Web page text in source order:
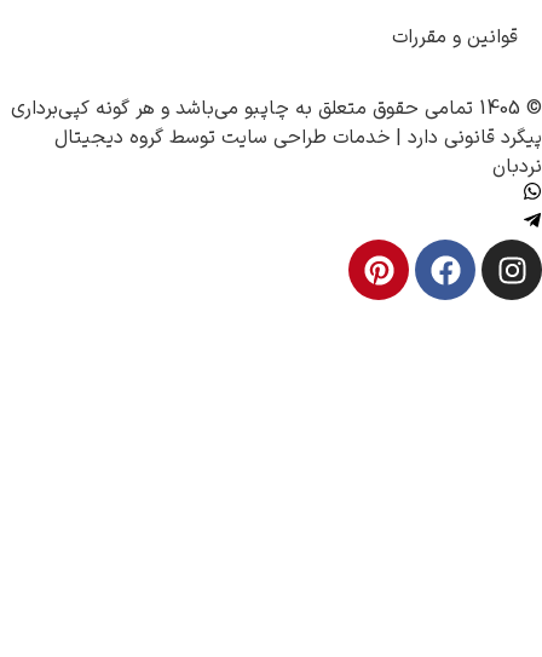
چاپبومی‌باشد و هر گونه کپی‌برداری
|خدمات طراحی سایتتوسطگروه دیجیتال